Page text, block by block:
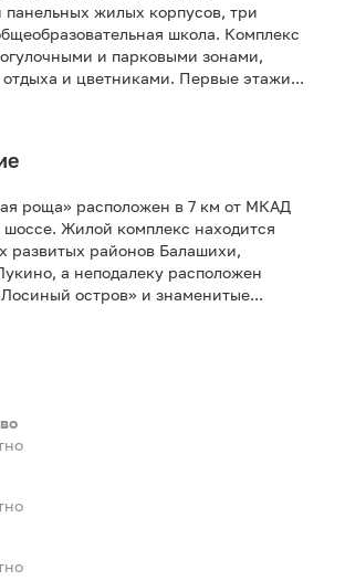
панельных жилых корпусов, три
школа. Комплекс
и парковыми зонами,
и цветниками. Первые этажи...
роща» расположен в 7 км от МКАД
Жилой комплекс находится
развитых районов Балашихи,
а неподалеку расположен
остров» и знаменитые...